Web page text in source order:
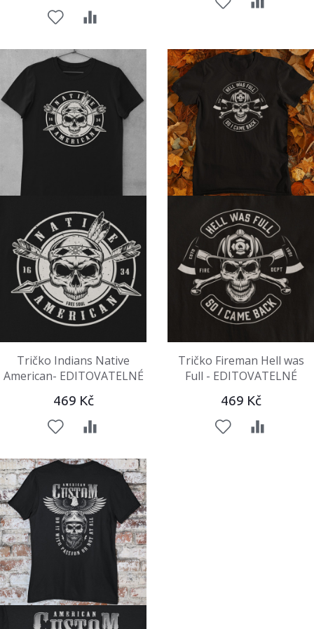
Tričko Indians Native
American- EDITOVATELNÉ
469 Kč
Tričko Fireman Hell was
Full - EDITOVATELNÉ
469 Kč